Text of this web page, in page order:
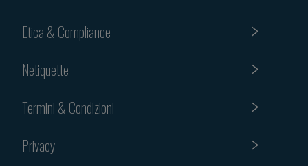
Etica & Compliance
Netiquette
Termini & Condizioni
Privacy